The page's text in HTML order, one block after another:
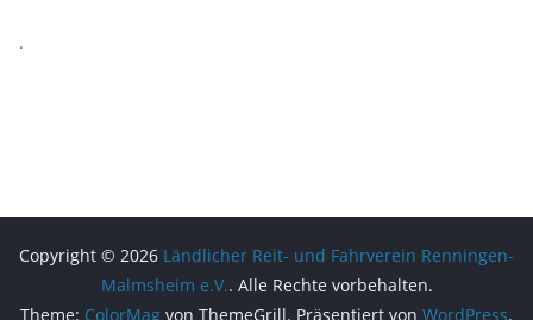
.
Copyright © 2026 Ländlicher Reit- und Fahrverein Renningen-
Malmsheim e.V.. Alle Rechte vorbehalten.
Theme: ColorMag von ThemeGrill. Präsentiert von WordPress.